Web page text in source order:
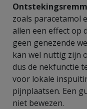
zoals paracetamol
allen een effect op
geen genezende
kan wel nuttig zijn
dus de nekfunctie
voor lokale
pijnplaatsen. Een
niet bewezen.